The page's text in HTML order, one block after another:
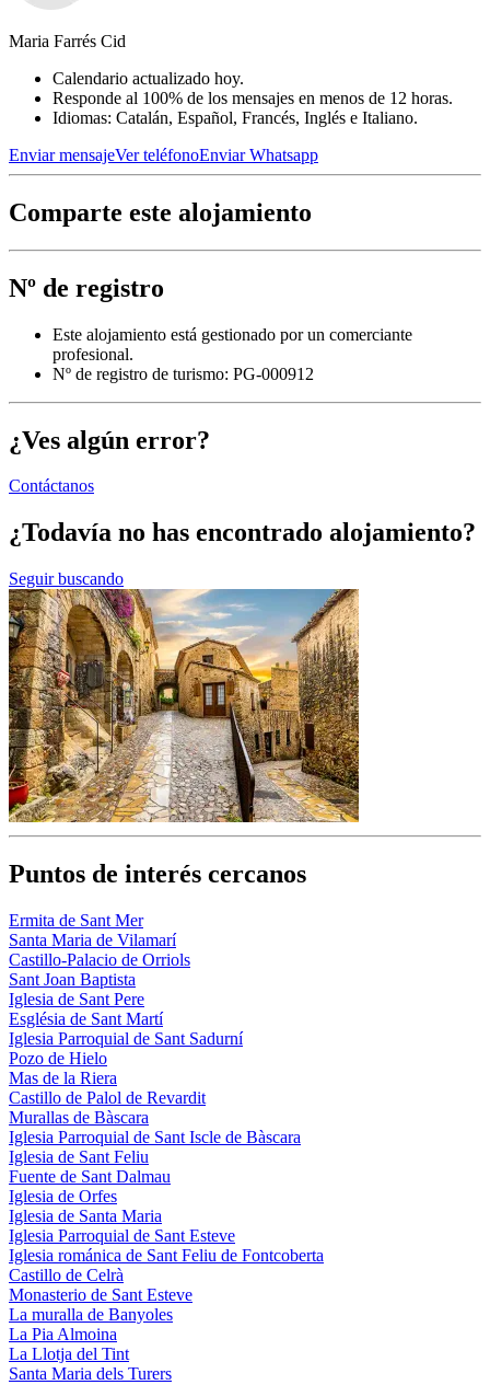
Maria Farrés Cid
Calendario actualizado hoy.
Responde al 100% de los mensajes en menos de 12 horas.
Idiomas: Catalán, Español, Francés, Inglés e Italiano.
Enviar mensajeVer teléfonoEnviar Whatsapp
Comparte este alojamiento
Nº de registro
Este alojamiento está gestionado por un comerciante
profesional.
Nº de registro de turismo: PG-000912
¿Ves algún error?
Contáctanos
¿Todavía no has encontrado alojamiento?
Seguir buscando
Puntos de interés cercanos
Ermita de Sant Mer
Santa Maria de Vilamarí
Castillo-Palacio de Orriols
Sant Joan Baptista
Iglesia de Sant Pere
Església de Sant Martí
Iglesia Parroquial de Sant Sadurní
Pozo de Hielo
Mas de la Riera
Castillo de Palol de Revardit
Murallas de Bàscara
Iglesia Parroquial de Sant Iscle de Bàscara
Iglesia de Sant Feliu
Fuente de Sant Dalmau
Iglesia de Orfes
Iglesia de Santa Maria
Iglesia Parroquial de Sant Esteve
Iglesia románica de Sant Feliu de Fontcoberta
Castillo de Celrà
Monasterio de Sant Esteve
La muralla de Banyoles
La Pia Almoina
La Llotja del Tint
Santa Maria dels Turers